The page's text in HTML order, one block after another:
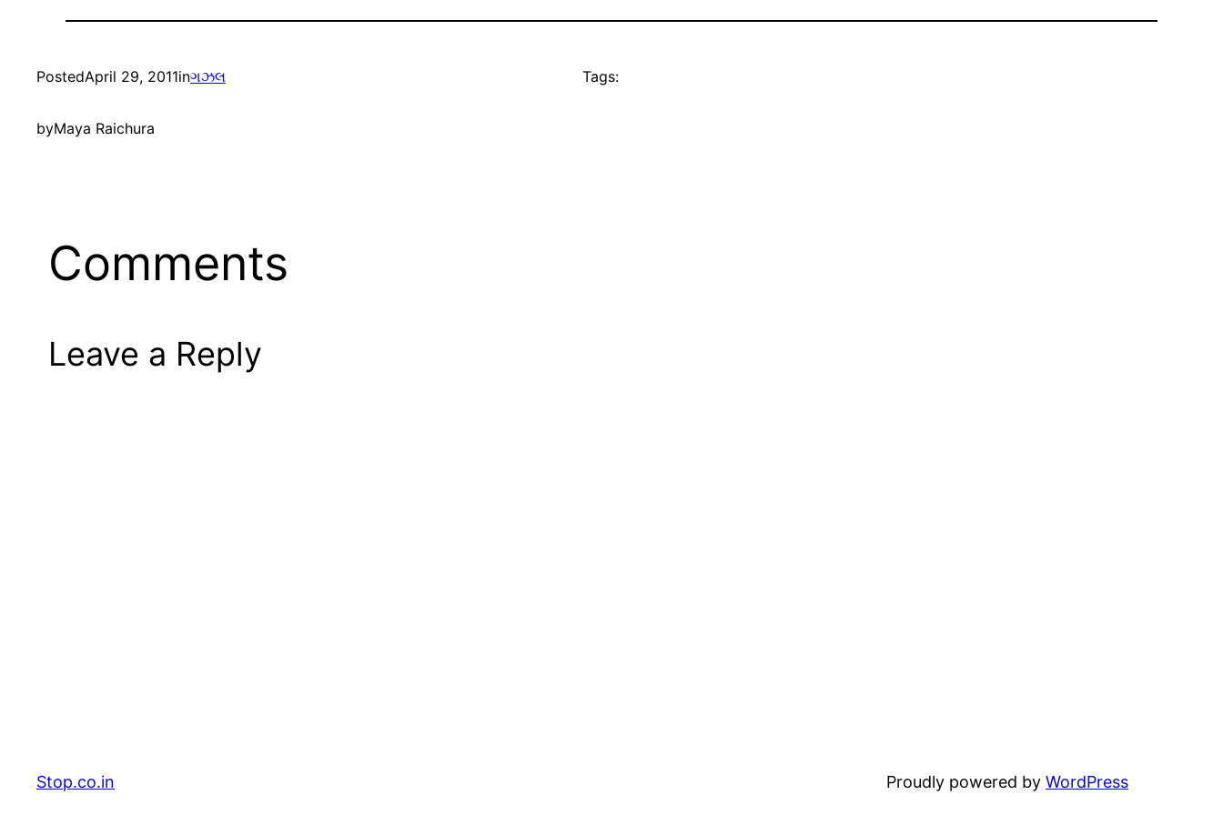
PostedApril 29, 2011inગઝલ
byMaya Raichura
Tags:
Comments
Leave a Reply
Stop.co.in Proudly powered by WordPress